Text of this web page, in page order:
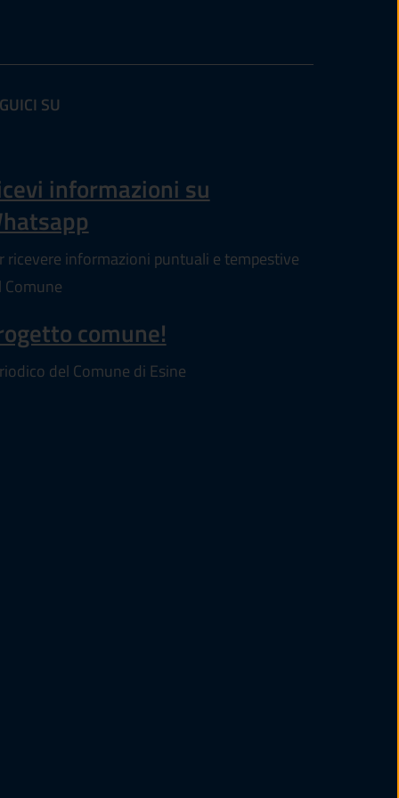
scheda).
SU
informazioni su
ricevere informazioni puntuali e tempestive
Comune
comune!
del Comune di Esine